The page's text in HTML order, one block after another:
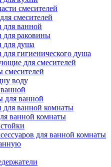
смесителей
смесителей
для ванной
для раковины
для душа
гигиенического душа
для смесителей
смесителей
воду
ванной
для ванной комнаты
ванной комнаты
для ванной комнаты